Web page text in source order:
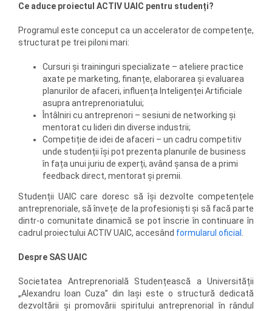
Ce aduce proiectul ACTIV UAIC pentru studenți?
Programul este conceput ca un accelerator de competențe,
structurat pe trei piloni mari:
Cursuri și traininguri specializate – ateliere practice
axate pe marketing, finanțe, elaborarea și evaluarea
planurilor de afaceri, influența Inteligenței Artificiale
asupra antreprenoriatului;
Întâlniri cu antreprenori – sesiuni de networking și
mentorat cu lideri din diverse industrii;
Competiție de idei de afaceri – un cadru competitiv
unde studenții își pot prezenta planurile de business
în fața unui juriu de experți, având șansa de a primi
feedback direct, mentorat și premii.
Studenții UAIC care doresc să își dezvolte competențele
antreprenoriale, să învețe de la profesioniști și să facă parte
dintr-o comunitate dinamică se pot înscrie în continuare în
cadrul proiectului ACTIV UAIC, accesând formularul oficial
Despre SAS UAIC
Societatea Antreprenorială Studențească a Universității
„Alexandru Ioan Cuza” din Iași este o structură dedicată
dezvoltării și promovării spiritului antreprenorial în rândul